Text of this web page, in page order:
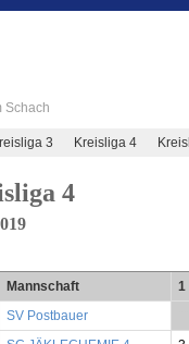
Schach
3 Kreisliga 4
4
Mannschaft
1
SV Postbauer